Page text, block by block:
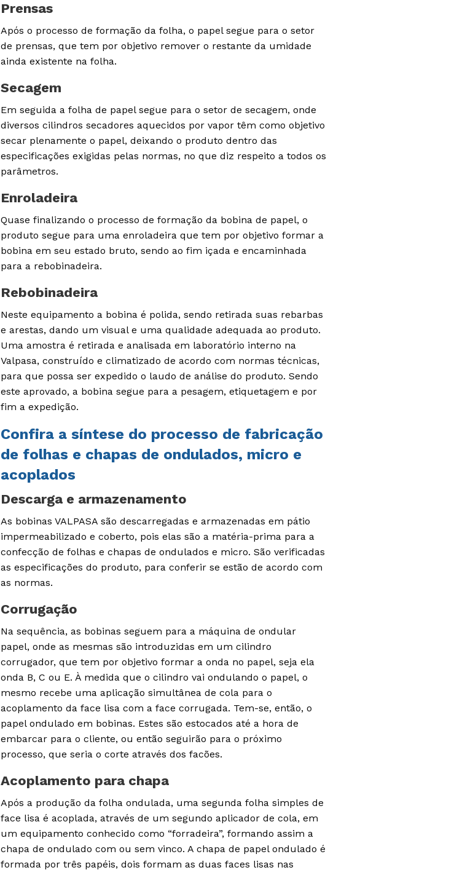
Prensas
Após o processo de formação da folha, o papel segue para o setor
de prensas, que tem por objetivo remover o restante da umidade
ainda existente na folha.
Secagem
Em seguida a folha de papel segue para o setor de secagem, onde
diversos cilindros secadores aquecidos por vapor têm como objetivo
secar plenamente o papel, deixando o produto dentro das
especificações exigidas pelas normas, no que diz respeito a todos os
parâmetros.
Enroladeira
Quase finalizando o processo de formação da bobina de papel, o
produto segue para uma enroladeira que tem por objetivo formar a
bobina em seu estado bruto, sendo ao fim içada e encaminhada
para a rebobinadeira.
Rebobinadeira
Neste equipamento a bobina é polida, sendo retirada suas rebarbas
e arestas, dando um visual e uma qualidade adequada ao produto.
Uma amostra é retirada e analisada em laboratório interno na
Valpasa, construído e climatizado de acordo com normas técnicas,
para que possa ser expedido o laudo de análise do produto. Sendo
este aprovado, a bobina segue para a pesagem, etiquetagem e por
fim a expedição.
Confira a síntese do processo de fabricação
de folhas e chapas de ondulados, micro e
acoplados
Descarga e armazenamento
As bobinas VALPASA são descarregadas e armazenadas em pátio
impermeabilizado e coberto, pois elas são a matéria-prima para a
confecção de folhas e chapas de ondulados e micro. São verificadas
as especificações do produto, para conferir se estão de acordo com
as normas.
Corrugação
Na sequência, as bobinas seguem para a máquina de ondular
papel, onde as mesmas são introduzidas em um cilindro
corrugador, que tem por objetivo formar a onda no papel, seja ela
onda B, C ou E. À medida que o cilindro vai ondulando o papel, o
mesmo recebe uma aplicação simultânea de cola para o
acoplamento da face lisa com a face corrugada. Tem-se, então, o
papel ondulado em bobinas. Estes são estocados até a hora de
embarcar para o cliente, ou então seguirão para o próximo
processo, que seria o corte através dos facões.
Acoplamento para chapa
Após a produção da folha ondulada, uma segunda folha simples de
face lisa é acoplada, através de um segundo aplicador de cola, em
um equipamento conhecido como “forradeira”, formando assim a
chapa de ondulado com ou sem vinco. A chapa de papel ondulado é
formada por três papéis, dois formam as duas faces lisas nas